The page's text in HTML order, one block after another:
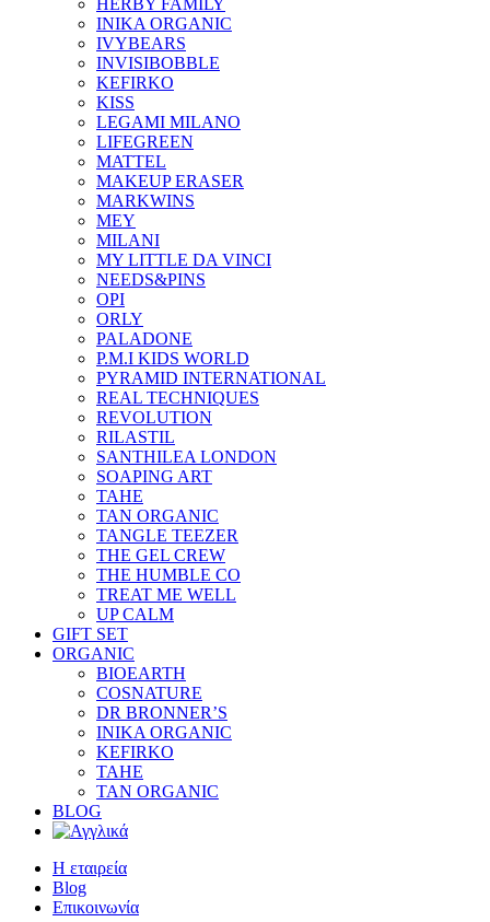
HERBY FAMILY
INIKA ORGANIC
IVYBEARS
INVISIBOBBLE
KEFIRKO
KISS
LEGAMI MILANO
LIFEGREEN
MATTEL
MAKEUP ERASER
MARKWINS
MEY
MILANI
MY LITTLE DA VINCI
NEEDS&PINS
OPI
ORLY
PALADONE
P.M.I KIDS WORLD
PYRAMID INTERNATIONAL
REAL TECHNIQUES
REVOLUTION
RILASTIL
SANTHILEA LONDON
SOAPING ART
TAHE
TAN ORGANIC
TANGLE TEEZER
THE GEL CREW
THE HUMBLE CO
TREAT ME WELL
UP CALM
GIFT SET
ORGANIC
BIOEARTH
COSNATURE
DR BRONNER’S
INIKA ORGANIC
KEFIRKO
TAHE
TAN ORGANIC
BLOG
Η εταιρεία
Blog
Επικοινωνία